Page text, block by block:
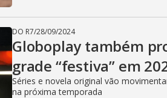
DO R7/28/09/2024
Globoplay também
grade “festiva” em
Séries e novela original vão
na próxima temporada